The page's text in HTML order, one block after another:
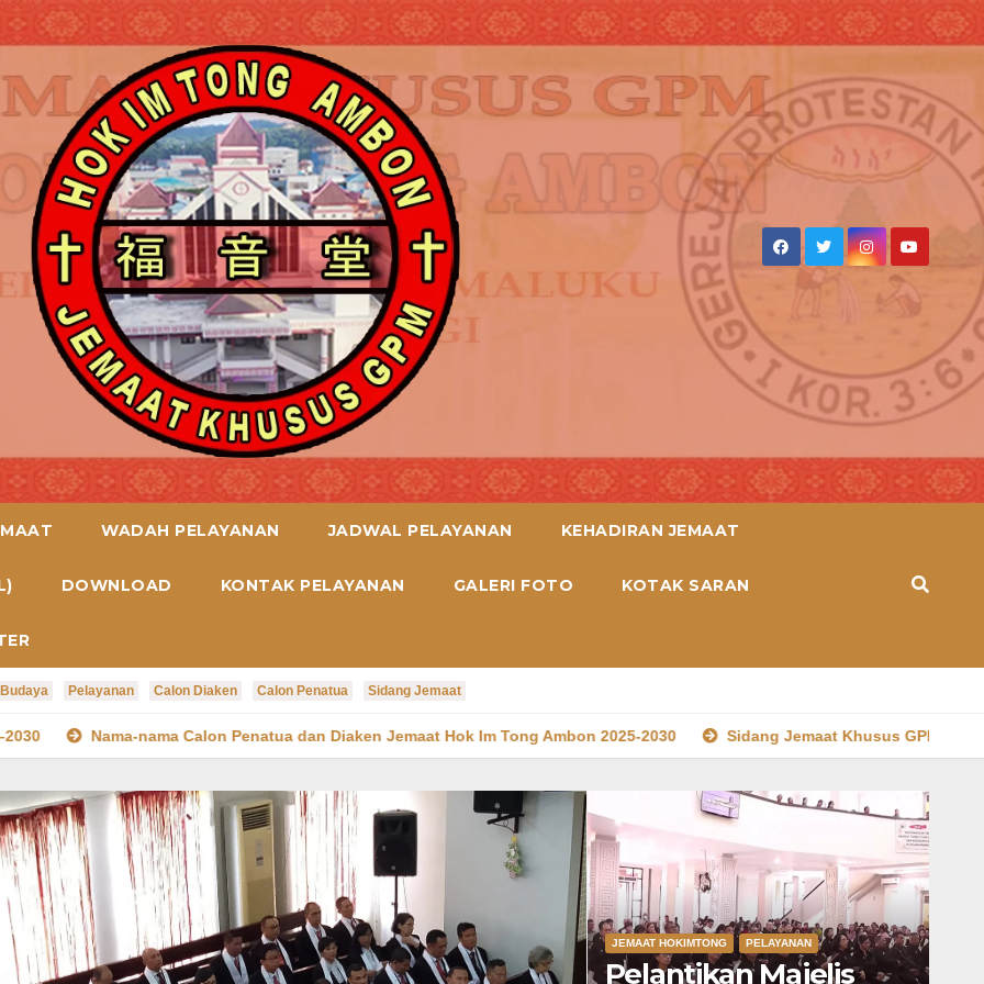
WADAH PELAYANAN JADWAL PELAYANAN KEHADIRAN JEMAAT
DOWNLOAD KONTAK PELAYANAN GALERI FOTO KOTAK SARAN
Pelayanan Calon Diaken Calon Penatua Sidang Jemaat
Penatua dan Diaken Jemaat Hok Im Tong Ambon 2025-2030 Sidang Jemaat Khusus GPM Hok Im Tong Ambon ke 25
JEMAAT HOKIMTONG PELAYANAN
Pelantikan Majelis